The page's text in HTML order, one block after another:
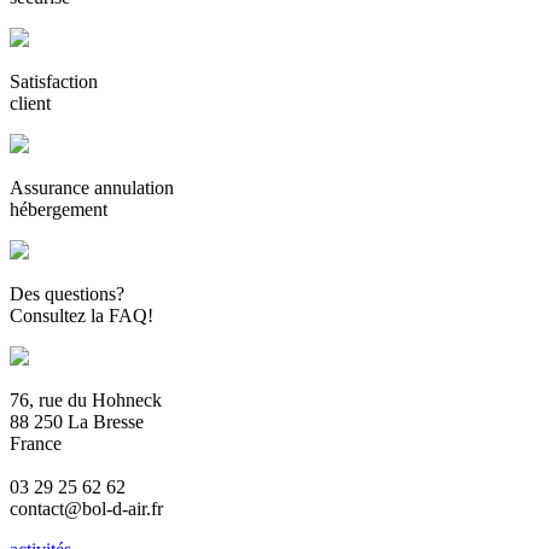
Satisfaction
client
Assurance annulation
hébergement
Des questions?
Consultez la FAQ!
76, rue du Hohneck
88 250 La Bresse
France
03 29 25 62 62
contact@bol-d-air.fr